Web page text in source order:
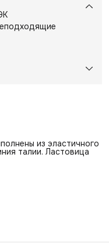
из эластичного
талии. Ластовица